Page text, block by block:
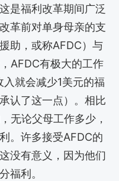
是福利改革期间广泛
革前对单身母亲的支
助，或称AFDC）与
AFDC有极大的工作
就会减少1美元的福
认了这一点）。相比
无论父母工作多少，
。许多接受AFDC的
没有意义，因为他们
福利。